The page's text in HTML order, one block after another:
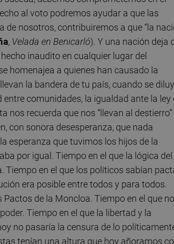
al voto podremos ayudar a que las
de nosotros, contribuiremos a que “la
, Velada en Benicarló). Y una nación deja
inaudito en cualquier lugar del
homenajea a quienes han causado la
la bandera de tu país, cuando se
comunidades, la igualdad ante la ley
nos recuerda que nos “llevan al destierro”
con sonora desesperanza, que nada
esperanza que tuvimos los hijos de la
por igual. Tiempo en el que la lógica del
Tiempo en el que los políticos sabían
era posible entre todos y para todos.
de la Moncloa. Tiempo en el que no
Tiempo en el que la libertad y la
no pasaría la censura de lo
tenían una altura que hoy añoramos